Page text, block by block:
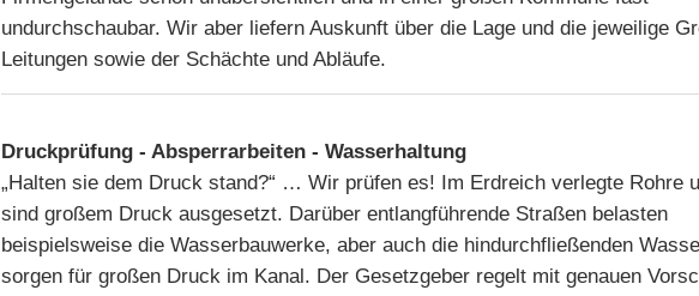
undurchschaubar. Wir aber liefern Auskunft über die Lage und die jeweilige
Leitungen sowie der Schächte und Abläufe.
Druckprüfung - Absperrarbeiten - Wasserhaltung
„Halten sie dem Druck stand?“ … Wir prüfen es! Im Erdreich verlegte Rohre
sind großem Druck ausgesetzt. Darüber entlangführende Straßen belasten
beispielsweise die Wasserbauwerke, aber auch die hindurchfließenden
sorgen für großen Druck im Kanal. Der Gesetzgeber regelt mit genauen